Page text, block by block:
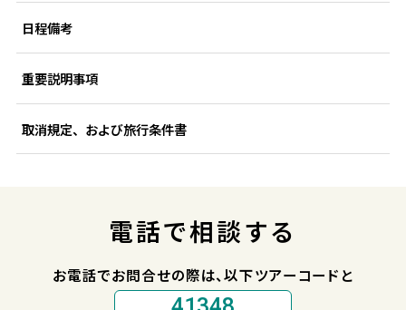
日程備考
重要説明事項
取消規定、および旅行条件書
電話で相談する
お電話でお問合せの際は、以下ツアーコードと